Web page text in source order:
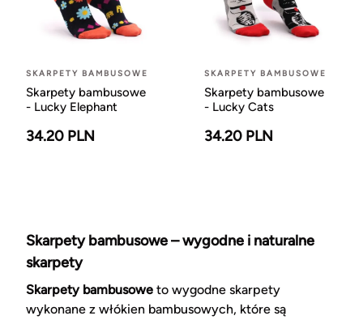
SKARPETY BAMBUSOWE
Skarpety bambusowe
- Lucky Elephant
34.20 PLN
SKARPETY BAMBUSOWE
Skarpety bambusowe
- Lucky Cats
34.20 PLN
Skarpety bambusowe – wygodne i naturalne
skarpety
Skarpety bambusowe to wygodne skarpety
wykonane z włókien bambusowych, które są